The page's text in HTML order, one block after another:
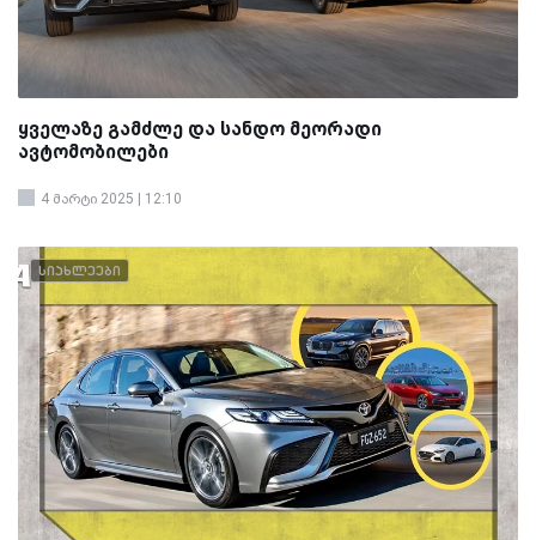
ყველაზე გამძლე და სანდო მეორადი
ავტომობილები
4 მარტი 2025 | 12:10
სიახლეები